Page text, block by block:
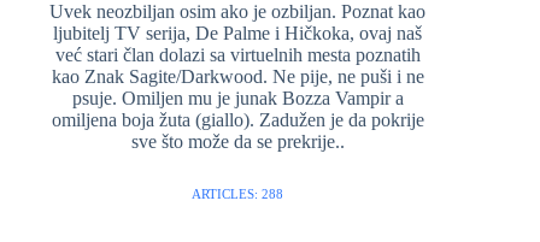
Uvek neozbiljan osim ako je ozbiljan. Poznat kao
ljubitelj TV serija, De Palme i Hičkoka, ovaj naš
već stari član dolazi sa virtuelnih mesta poznatih
kao Znak Sagite/Darkwood. Ne pije, ne puši i ne
psuje. Omiljen mu je junak Bozza Vampir a
omiljena boja žuta (giallo). Zadužen je da pokrije
sve što može da se prekrije..
ARTICLES: 288